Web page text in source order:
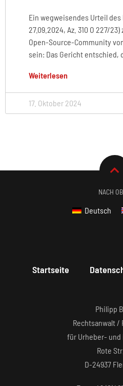
Ein wegweisendes Urteil des
27.09.2024, Az. 310 O 227/
Open-Source-Community
sein: Das Gericht entschied,
Weiterlesen
17. Oktober 2024
NACH
Deutsch
Startseite
Philipp
Rechtsanwalt /
für Urheber-
Rote
D-24937